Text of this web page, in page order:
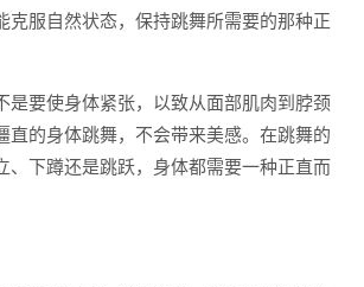
克服自然状态，保持跳舞所需要的那种正
要使身体紧张，以致从面部肌肉到脖颈
直的身体跳舞，不会带来美感。在跳舞的
、下蹲还是跳跃，身体都需要一种正直而